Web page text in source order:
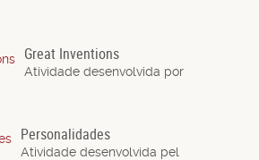
Great Inventions
Atividade desenvolvida por
Personalidades
Atividade desenvolvida pel